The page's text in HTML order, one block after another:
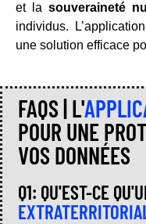
et lasouveraineté
individus.
une solution efficace
FAQS | L'
POUR UNE
VOS DONNÉES
Q1: QU'EST-CE